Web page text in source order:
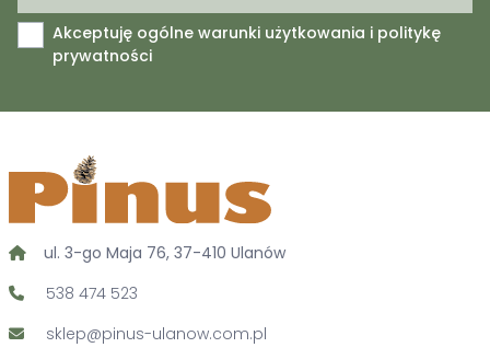
Akceptuję ogólne warunki użytkowania i politykę
prywatności
ul. 3-go Maja 76, 37-410 Ulanów
538 474 523
sklep@pinus-ulanow.com.pl